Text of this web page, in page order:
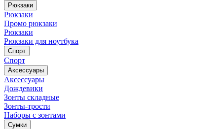
Рюкзаки
Рюкзаки
Промо рюкзаки
Рюкзаки
Рюкзаки для ноутбука
Спорт
Спорт
Аксессуары
Аксессуары
Дождевики
Зонты складные
Зонты-трости
Наборы с зонтами
Сумки